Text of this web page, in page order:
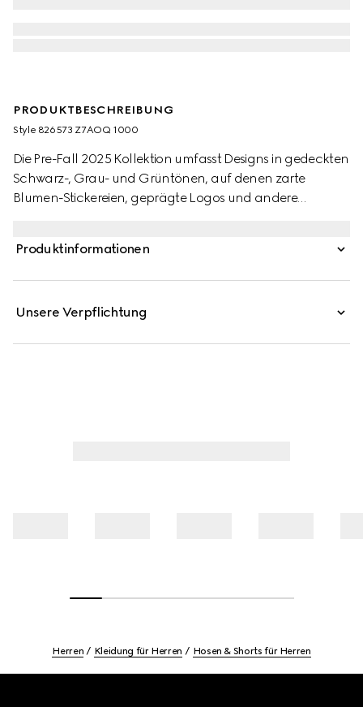
PRODUKTBESCHREIBUNG
Style ‎826573 Z7AOQ 1000
Die Pre-Fall 2025 Kollektion umfasst Designs in gedeckten
Schwarz-, Grau- und Grüntönen, auf denen zarte
Blumen-Stickereien, geprägte Logos und andere
Wollmischung auf ein Gucci Schriftzug-Detail aus Metall.
Produktinformationen
Unsere Verpflichtung
Herren Kleidung für Herren Hosen & Shorts für Herren